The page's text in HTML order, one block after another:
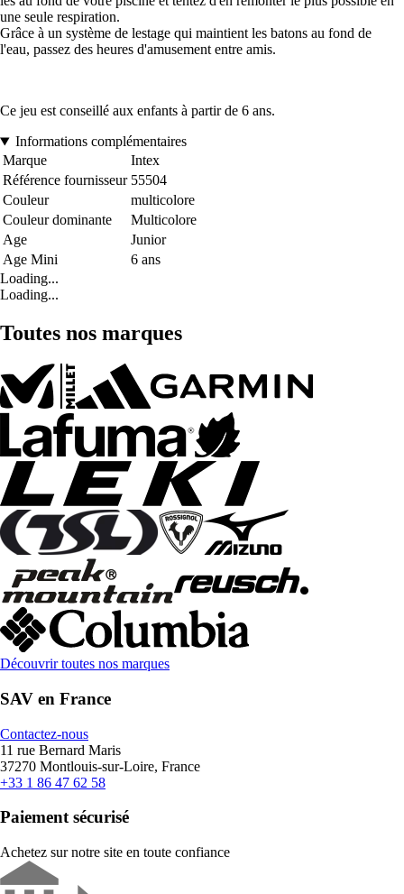
une seule respiration.
Grâce à un système de lestage qui maintient les batons au fond de
l'eau, passez des heures d'amusement entre amis.
Ce jeu est conseillé aux enfants à partir de 6 ans.
Informations complémentaires
Marque
Intex
Référence fournisseur 55504
Couleur
multicolore
Couleur dominante
Multicolore
Age
Junior
Age Mini
6 ans
Loading...
Loading...
Toutes nos marques
Découvrir toutes nos marques
SAV en France
Contactez-nous
11 rue Bernard Maris
37270 Montlouis-sur-Loire, France
+33 1 86 47 62 58
Paiement sécurisé
Achetez sur notre site en toute confiance